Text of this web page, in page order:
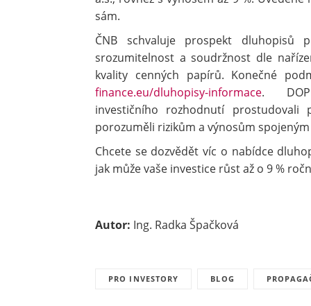
sám.
ČNB schvaluje prospekt dluhopisů
srozumitelnost a soudržnost dle
kvality cenných papírů. Konečné
finance.eu/dluhopisy-informace.
investičního rozhodnutí
porozuměli rizikům a výnosům
Chcete se dozvědět víc o nabídce
jak může vaše investice růst až o 9 %
Autor: Ing. Radka Špačková
PRO INVESTORY BLOG